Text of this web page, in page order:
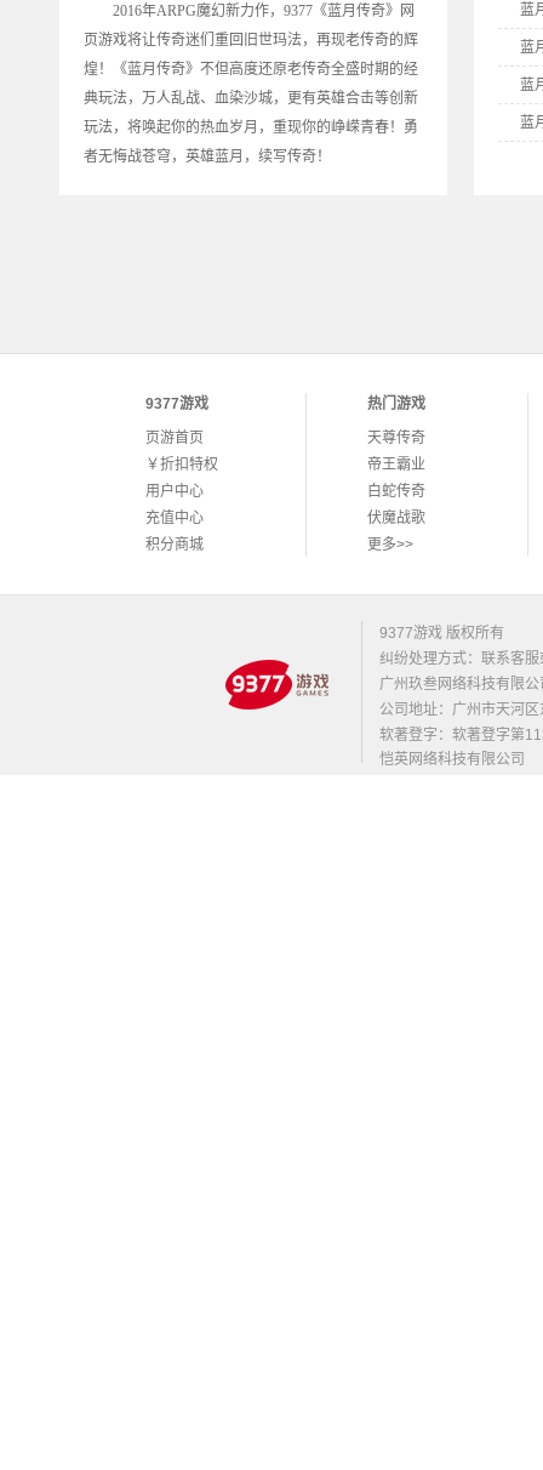
蓝
蓝
蓝
蓝
2016年ARPG魔幻新力作，9377《蓝月传奇》网
页游戏将让传奇迷们重回旧世玛法，再现老传奇的辉
煌！《蓝月传奇》不但高度还原老传奇全盛时期的经
典玩法，万人乱战、血染沙城，更有英雄合击等创新
玩法，将唤起你的热血岁月，重现你的峥嵘青春！勇
者无悔战苍穹，英雄蓝月，续写传奇！
9377游戏
页游首页
￥折扣特权
用户中心
充值中心
积分商城
热门游戏
天尊传奇
帝王霸业
白蛇传奇
伏魔战歌
更多>>
9377游戏 版权所有
纠纷处理方式：联系客服
广州玖叁网络科技有限
公司地址：广州市天河
软著登字：软著登字第
恺英网络科技有限公司